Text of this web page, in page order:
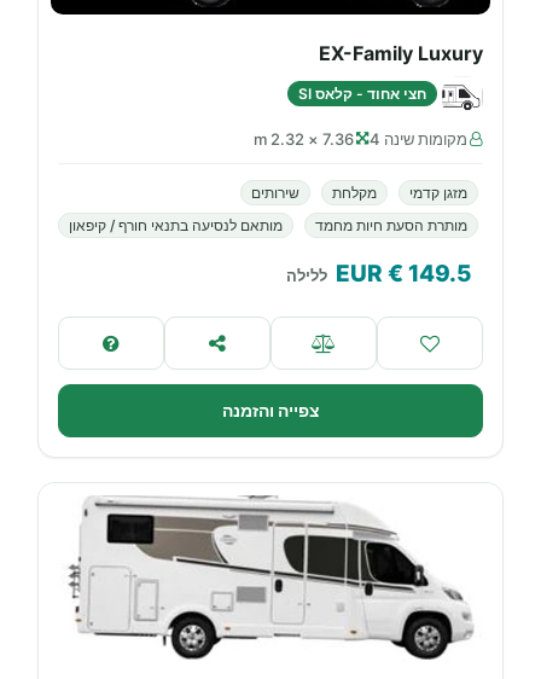
EX-Family Luxury
חצי אחוד - קלאס SI
מקומות שינה 4 7.36 × 2.32 m
מזגן קדמי מקלחת
שירותים
מותרת הסעת חיות מחמד
מותאם לנסיעה בתנאי חורף / קיפאון
149.5
€ EUR ללילה
צפייה והזמנה